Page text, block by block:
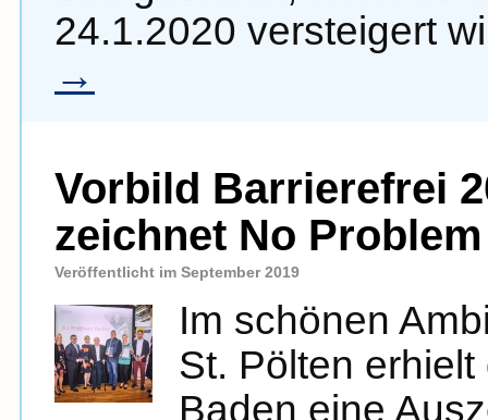
24.1.2020 versteigert
→
Vorbild Barrierefrei
zeichnet No
Veröffentlicht im September 2019
Im schönen
St. Pölten
Baden eine